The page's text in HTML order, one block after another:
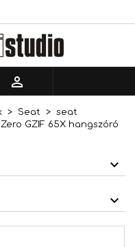

Seat
seat
GZIF 65X hangszóró
×
×
×
Bejelentkezés